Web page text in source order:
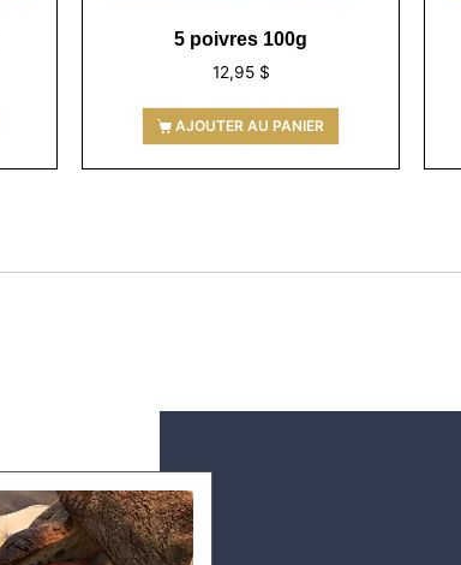
5 poivres 100g
12,95 $
AJOUTER AU PANIER